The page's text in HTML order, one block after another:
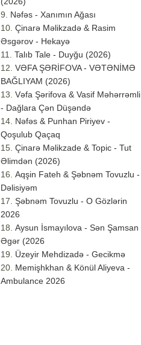
Nəfəs - Xanımın Ağası
Çinarə Məlikzadə & Rasim
Əsgərov - Hekayə
Talıb Tale - Duyğu (2026)
VƏFA ŞƏRİFOVA - VƏTƏNİMƏ
BAĞLIYAM (2026)
Vəfa Şərifova & Vasif Məhərrəmli
- Dağlara Çən Düşəndə
Nəfəs & Punhan Piriyev -
Qoşulub Qaçaq
Çinarə Məlikzade & Topic - Tut
Əlimdən (2026)
Aqşin Fateh & Şəbnəm Tovuzlu -
Dəlisiyəm
Şəbnəm Tovuzlu - O Gözlərin
2026
Aysun İsmayılova - Sən Şamsan
Əgər (2026
Üzeyir Mehdizadə - Gecikmə
Memişhkhan & Könül Aliyeva -
Ambulance 2026